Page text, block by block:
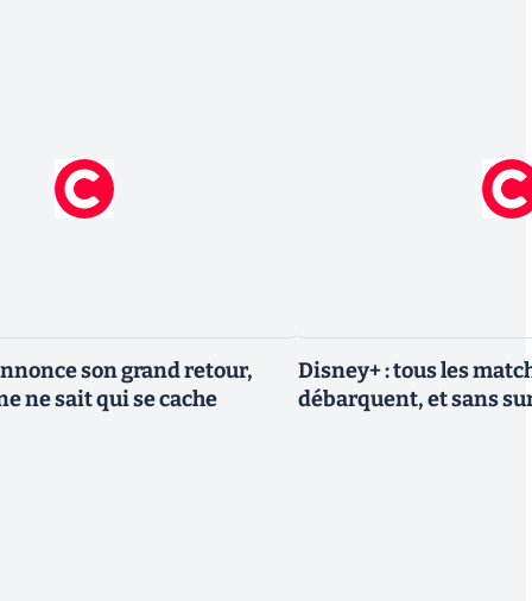
son grand retour,
ne sait qui se cache
Disney+ : tous les
débarquent, et sans